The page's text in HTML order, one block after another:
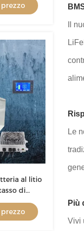
al litio
di
Il
Le
Più
Vivi